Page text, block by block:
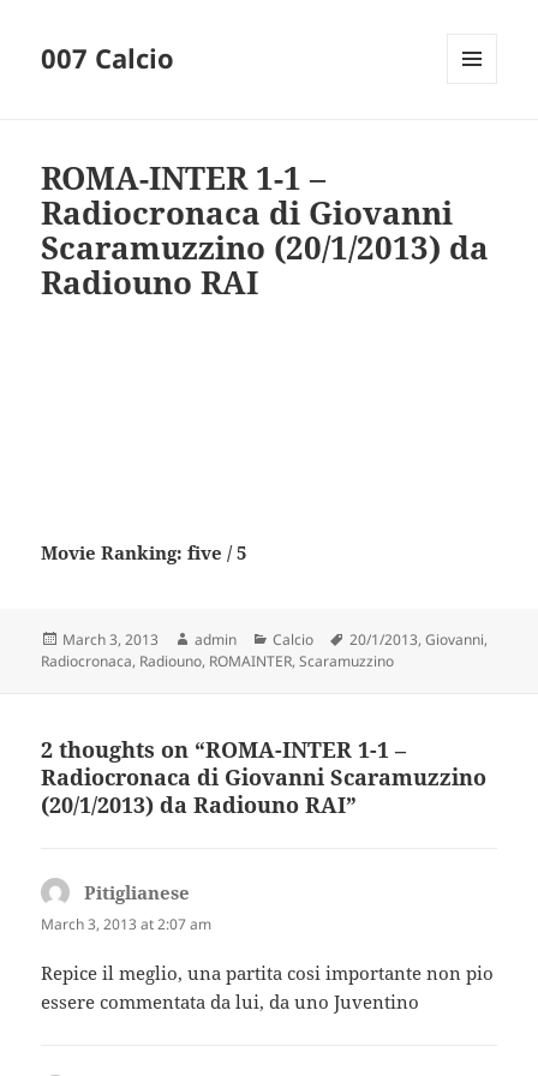
007 Calcio
ROMA-INTER 1-1 –
Radiocronaca di Giovanni
Scaramuzzino (20/1/2013) da
Radiouno RAI
Movie Ranking: five / 5
Posted
on
March 3, 2013 Author
admin Categories
Calcio Tags
20/1/2013,Giovanni,
Radiocronaca, Radiouno, ROMAINTER,Scaramuzzino
2 thoughts on “ROMA-INTER 1-1 –
Radiocronaca di Giovanni Scaramuzzino
(20/1/2013) da Radiouno RAI”
Pitiglianese
March 3, 2013 at 2:07 am
Repice il meglio, una partita cosi importante non pio
essere commentata da lui, da uno Juventino